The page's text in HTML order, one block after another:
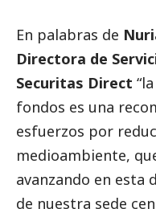
En palabras de
Directora de
Securitas Direct
fondos es una
esfuerzos por
medioambiente,
avanzando en esta
de nuestra sede